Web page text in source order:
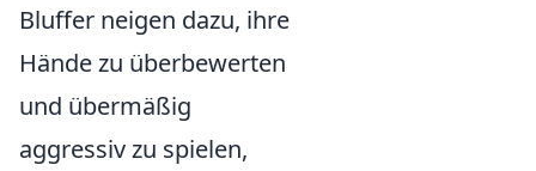
Bluffer neigen dazu, ihre
Hände zu überbewerten
und übermäßig
aggressiv zu spielen,